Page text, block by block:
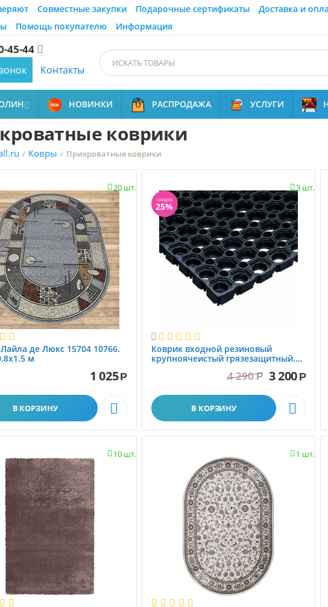
Совместные закупки Подарочные сертификаты Доставка и
Помощь покупателю Информация
45-44 
Контакты
 НОВИНКИ РАСПРОДАЖА УСЛУГИ
коврики
/ Ковры / Прикроватные коврики
20 шт.

де Люкс 15704 10766.
м
1 025Р
В КОРЗИНУ 
3 шт.

СКИДКА
25%

Коврик вxодной резиновый
крупноячеистый грязезащитный.
4 290 Р 3 200 Р
В КОРЗИНУ 
10 шт.
 1 шт.
